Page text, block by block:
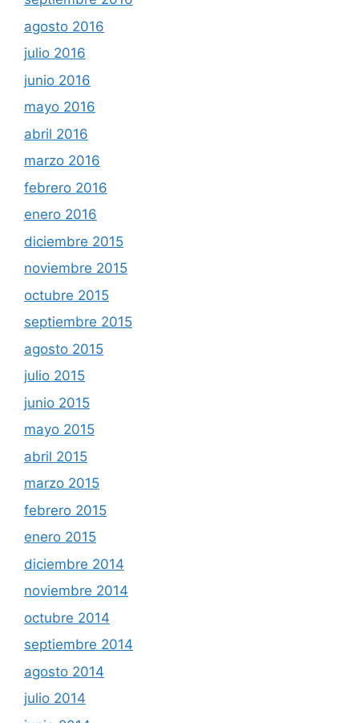
agosto 2016
julio 2016
junio 2016
mayo 2016
abril 2016
marzo 2016
febrero 2016
enero 2016
diciembre 2015
noviembre 2015
octubre 2015
septiembre 2015
agosto 2015
julio 2015
junio 2015
mayo 2015
abril 2015
marzo 2015
febrero 2015
enero 2015
diciembre 2014
noviembre 2014
octubre 2014
septiembre 2014
agosto 2014
julio 2014